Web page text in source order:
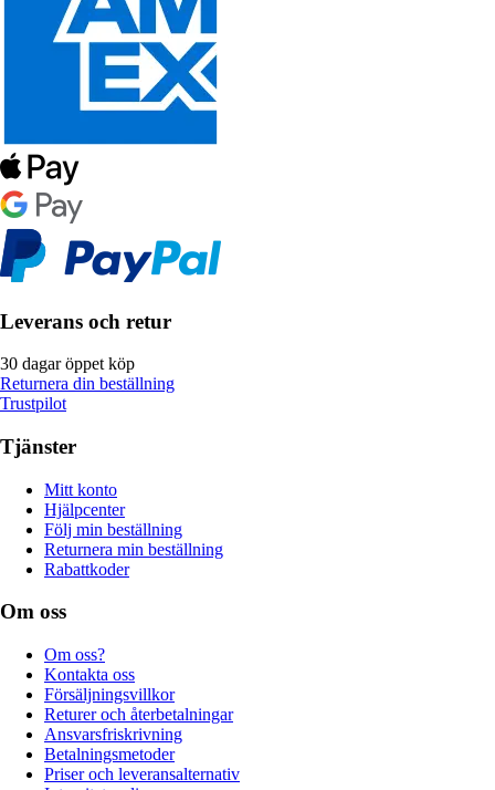
Leverans och retur
30 dagar öppet köp
Returnera din beställning
Trustpilot
Tjänster
Mitt konto
Hjälpcenter
Följ min beställning
Returnera min beställning
Rabattkoder
Om oss
Om oss?
Kontakta oss
Försäljningsvillkor
Returer och återbetalningar
Ansvarsfriskrivning
Betalningsmetoder
Priser och leveransalternativ